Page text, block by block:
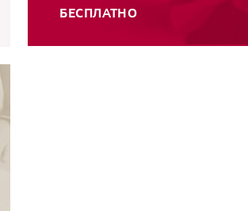
БЕСПЛАТНО